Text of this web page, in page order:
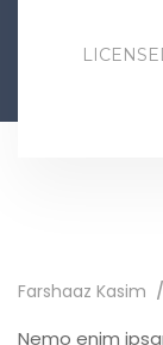
Farshaaz Kasim
Nemo enim